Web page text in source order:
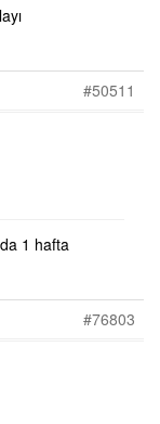
#50511
1 hafta
#76803